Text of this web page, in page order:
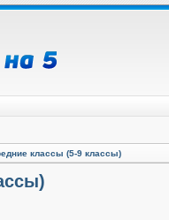
классы (5-9 классы)